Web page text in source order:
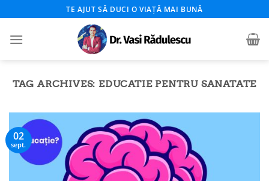
to
content
TE AJUT SĂ DUCI O VIAȚĂ MAI BUNĂ
TAG ARCHIVES: EDUCATIE PENTRU SANATATE
02
sept.